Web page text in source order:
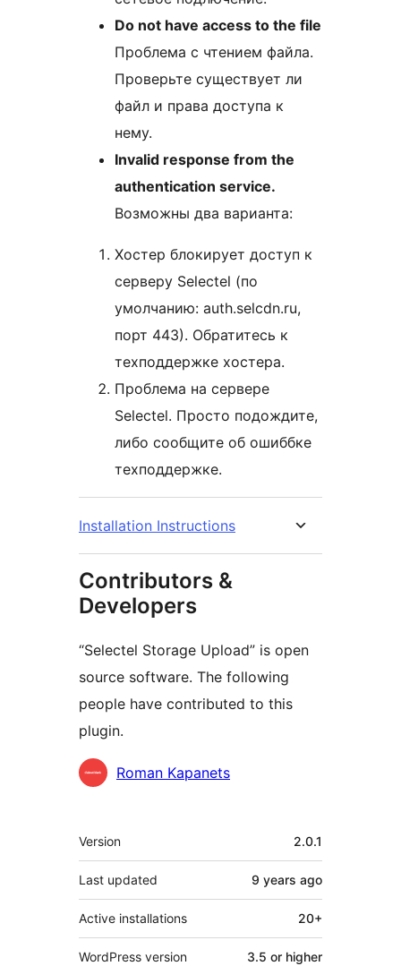
Do not have access to the file
Проблема с чтением файла.
Проверьте существует ли
файл и права доступа к
нему.
Invalid response from the
authentication service.
Возможны два варианта:
Хостер блокирует доступ к
серверу Selectel (по
умолчанию: auth.selcdn.ru,
порт 443). Обратитесь к
техподдержке хостера.
Проблема на сервере
Selectel. Просто подождите,
либо сообщите об ошиббке
техподдержке.
Installation Instructions
Contributors &
Developers
“Selectel Storage Upload” is open
source software. The following
people have contributed to this
plugin.
Contributors
Roman Kapanets
Meta
Version 2.0.1
Last updated 9 years ago
Active installations 20+
WordPress version 3.5 or higher